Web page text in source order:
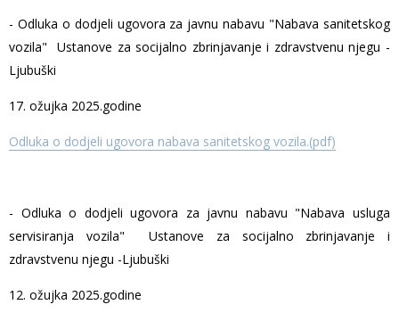
- Odluka o dodjeli ugovora za javnu nabavu "Nabava sanitetskog
vozila" Ustanove za socijalno zbrinjavanje i zdravstvenu njegu -
Ljubuški
17. ožujka 2025.godine
Odluka o dodjeli ugovora nabava sanitetskog vozila.(pdf)
- Odluka o dodjeli ugovora za javnu nabavu "Nabava usluga
servisiranja vozila" Ustanove za socijalno zbrinjavanje i
zdravstvenu njegu -Ljubuški
12. ožujka 2025.godine